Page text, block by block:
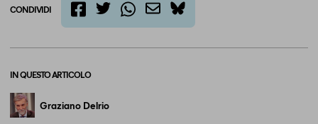
CONDIVIDI
bluesky
IN QUESTO ARTICOLO
Graziano Delrio